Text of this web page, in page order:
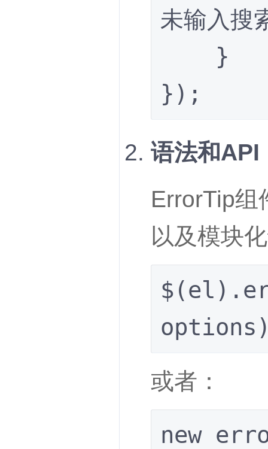
未输入
});
语法和API
ErrorTip组
以及模块
或者：
new